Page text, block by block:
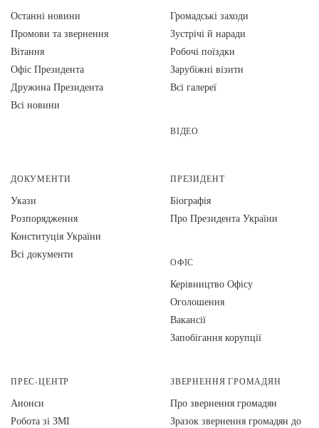
Останні новини
Промови та звернення
Вiтання
Офіс Президента
Дружина Президента
Всі новини
Громадські заходи
Зустрічі й наради
Робочі поїздки
Зарубіжні візити
Всі галереї
ВІДЕО
ДОКУМЕНТИ
Укази
Розпорядження
Конституція України
Всі документи
ПРЕЗИДЕНТ
Біографія
Про Президента України
ОФІС
Керівництво Офісу
Оголошення
Вакансії
Запобігання корупції
ПРЕС-ЦЕНТР
Анонси
Робота зі ЗМІ
ЗВЕРНЕННЯ ГРОМАДЯН
Про звернення громадян
Зразок звернення громадян до